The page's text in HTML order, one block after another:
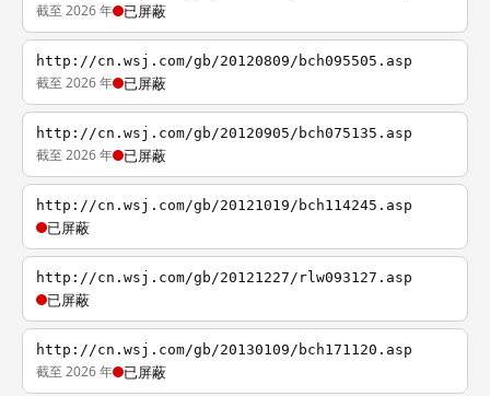
截至 2026 年 已屏蔽
http://cn.wsj.com/gb/20120809/bch095505.asp
截至 2026 年 已屏蔽
http://cn.wsj.com/gb/20120905/bch075135.asp
截至 2026 年 已屏蔽
http://cn.wsj.com/gb/20121019/bch114245.asp
已屏蔽
http://cn.wsj.com/gb/20121227/rlw093127.asp
已屏蔽
http://cn.wsj.com/gb/20130109/bch171120.asp
截至 2026 年 已屏蔽